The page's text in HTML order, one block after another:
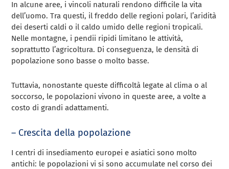
In alcune aree, i vincoli naturali rendono difficile la vita
dell’uomo. Tra questi, il freddo delle regioni polari, l’aridità
dei deserti caldi o il caldo umido delle regioni tropicali.
Nelle montagne, i pendii ripidi limitano le attività,
soprattutto l’agricoltura. Di conseguenza, le densità di
popolazione sono basse o molto basse.
Tuttavia, nonostante queste difficoltà legate al clima o al
soccorso, le popolazioni vivono in queste aree, a volte a
costo di grandi adattamenti.
– Crescita della popolazione
I centri di insediamento europei e asiatici sono molto
antichi: le popolazioni vi si sono accumulate nel corso dei